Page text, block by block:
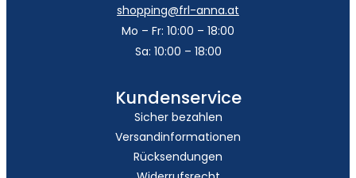
shopping@frl-anna.at
Mo – Fr: 10:00 – 18:00
Sa: 10:00 – 18:00
Kundenservice
Sicher bezahlen
Versandinformationen
Rücksendungen